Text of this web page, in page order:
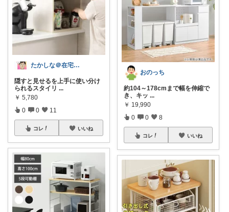
たかしな＠在宅ワーカー
隠すと見せるを上手に使い分け
られるスタイリ ...
￥ 5,780
0 0 11
コレ いいね
おのっち
約104～178cmまで幅を伸縮で
き、キッ ...
￥ 19,990
0 0 8
コレ いいね